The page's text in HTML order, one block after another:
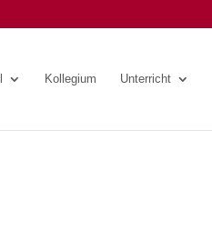
Kollegium Unterricht